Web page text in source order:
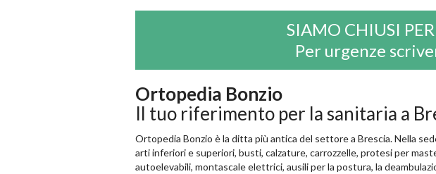
SIAMO CHIUSI
Per urgenze
Ortopedia Bonzio
Il tuo riferimento per la sanitaria a
Ortopedia Bonzio è la ditta più antica del settore a Brescia. Nella
arti inferiori e superiori, busti, calzature, carrozzelle, protesi per
autoelevabili, montascale elettrici, ausili per la postura, la